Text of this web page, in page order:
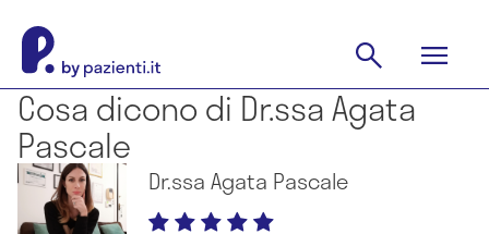
Cosa dicono di Dr.ssa Agata
Pascale
Dr.ssa Agata Pascale